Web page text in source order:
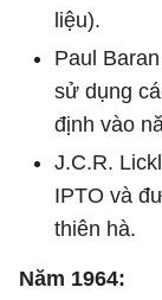
liệu).
Paul
sử dụng
định vào
J.C.R.
IPTO và
thiên hà.
Năm 1964: